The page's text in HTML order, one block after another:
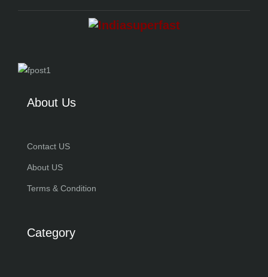
About Us
Contact US
About US
Terms & Condition
Category